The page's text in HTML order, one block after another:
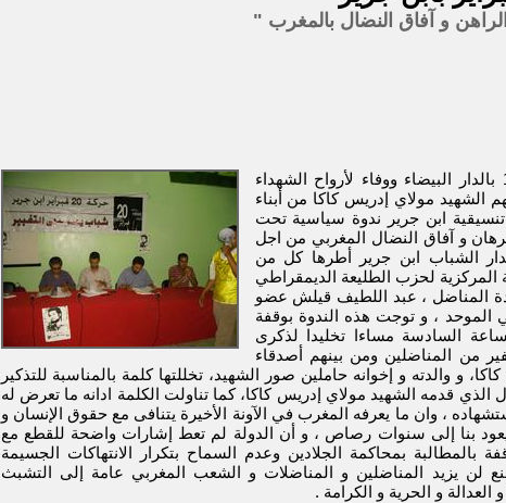
تخليدا للذكرى 30 لانتفاضة 20 يونيو1981 بالدار البيضاء ووفاء لأرواح الشهداء
الشهيد مولاي إدريس كاكا من أبناء
، نظمت حركة 20 فبراير تنسيقية ابن جرير ندوة سياسية تحت
الرهان و آفاق النضال المغربي من اجل
الشباب ابن جرير أطرها كل من
لحزب الطليعة الديمقراطي
المناضل ، عبد اللطيف قيلش عضو
الموحد ، و توجت هذه الندوة بوقفة
السادسة مساءا تخليدا لذكرى
جمهور غفير من المناضلين ومن بينهم أصدقاء
و والدته و إخوانه حاملين صور الشهيد، تخللتها كلمة بالمناسبة للتذكير
لروح النضال الذي قدمه الشهيد مولاي إدريس كاكا، كما تناولت الكلمة ادانه ما تعرض له
، وان ما يعرفه المغرب في الآونة الأخيرة يتنافى مع حقوق الإنسان و
يعود بنا إلى سنوات رصاص ، و أن الدولة لم تعط إشارات واضحة للقطع مع
بالمطالبة بمحاكمة الجلادين وعدم السماح بتكرار الانتهاكات الجسيمة
لن يزيد المناضلين و المناضلات و الشعب المغربي عامة إلى التشبث
و الحرية و الكرامة .